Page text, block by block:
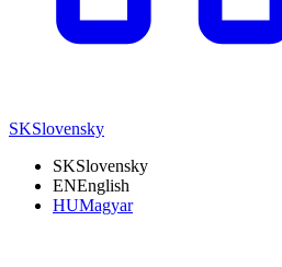
SKSlovensky
SKSlovensky
ENEnglish
HUMagyar